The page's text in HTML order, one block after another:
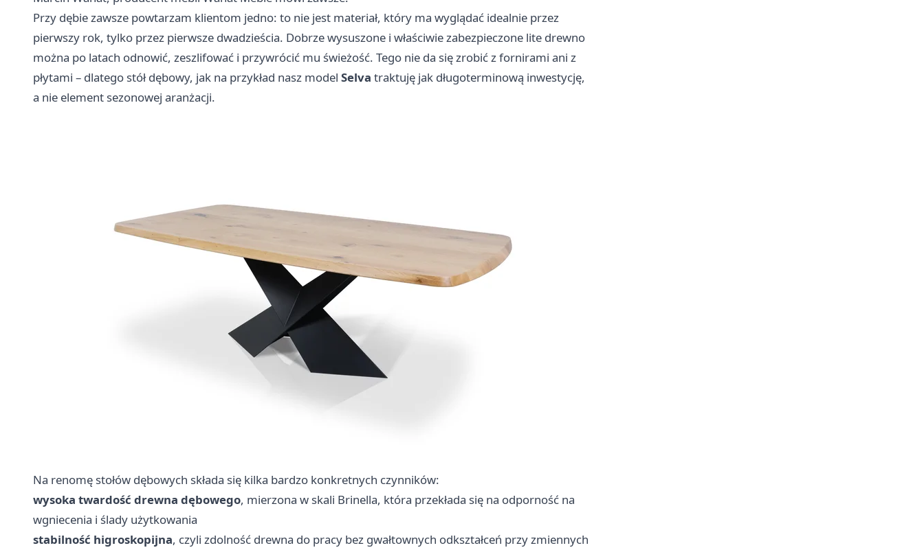
Przy dębie zawsze powtarzam klientom jedno: to nie jest materiał, który ma wyglądać idealnie przez
pierwszy rok, tylko przez pierwsze dwadzieścia. Dobrze wysuszone i właściwie zabezpieczone lite drewno
można po latach odnowić, zeszlifować i przywrócić mu świeżość. Tego nie da się zrobić z fornirami ani z
płytami – dlatego stół dębowy, jak na przykład nasz model Selva traktuję jak długoterminową inwestycję,
a nie element sezonowej aranżacji.
Na renomę stołów dębowych składa się kilka bardzo konkretnych czynników:
wysoka twardość drewna dębowego, mierzona w skali Brinella, która przekłada się na odporność na
wgniecenia i ślady użytkowania
stabilność higroskopijna, czyli zdolność drewna do pracy bez gwałtownych odkształceń przy zmiennych